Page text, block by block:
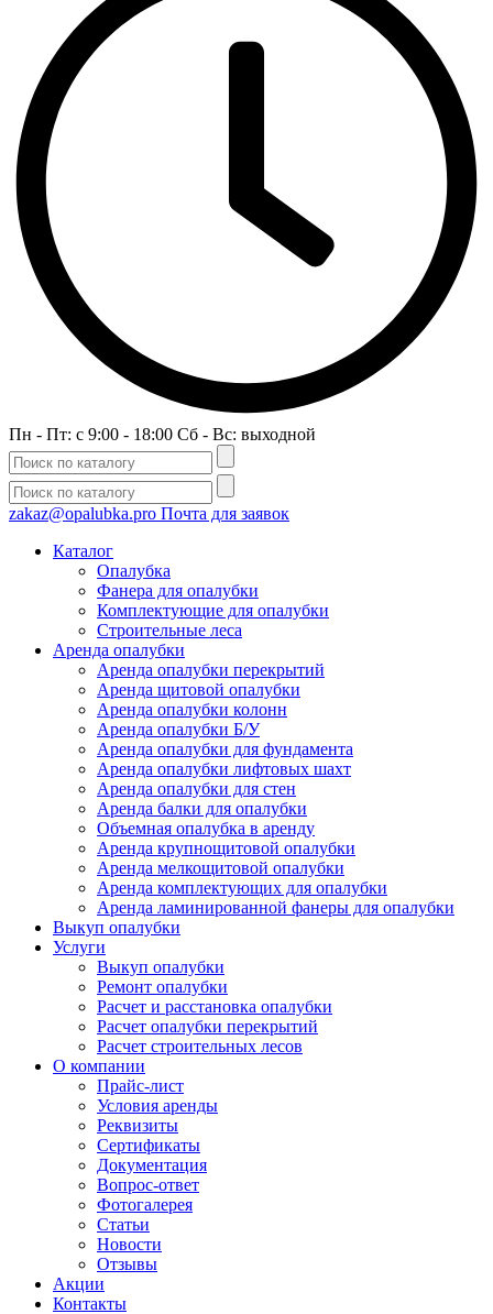
Пн - Пт: c 9:00 - 18:00 Сб - Вс: выходной
zakaz@opalubka.pro Почта для заявок
Каталог
Опалубка
Фанера для опалубки
Комплектующие для опалубки
Строительные леса
Аренда опалубки
Аренда опалубки перекрытий
Аренда щитовой опалубки
Аренда опалубки колонн
Аренда опалубки Б/У
Аренда опалубки для фундамента
Аренда опалубки лифтовых шахт
Аренда опалубки для стен
Аренда балки для опалубки
Объемная опалубка в аренду
Аренда крупнощитовой опалубки
Аренда мелкощитовой опалубки
Аренда комплектующих для опалубки
Аренда ламинированной фанеры для опалубки
Выкуп опалубки
Услуги
Выкуп опалубки
Ремонт опалубки
Расчет и расстановка опалубки
Расчет опалубки перекрытий
Расчет строительных лесов
О компании
Прайс-лист
Условия аренды
Реквизиты
Сертификаты
Документация
Вопрос-ответ
Фотогалерея
Статьи
Новости
Отзывы
Акции
Контакты